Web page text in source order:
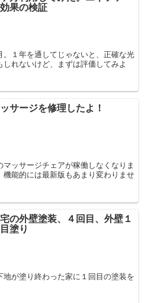
果の検証
１年を通してじゃないと、正確な光
れないけど、まずは評価してみよ
サージを修理したよ！
ッサージチェアが稼働しなくなりま
能的には最新版もあまり変わりませ
の外壁塗装、４回目、外壁１
塗り
が塗り終わった家に１回目の塗装を